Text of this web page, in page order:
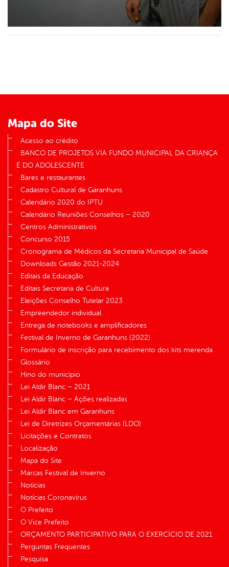
Mapa do Site
Acesso ao crédito
BANCO DE PROJETOS VIA FUNDO MUNICIPAL DA CRIANÇA
E DO ADOLESCENTE
Bares e restaurantes
Cadastro Cultural de Garanhuns
Calendário 2020 do IPTU
Calendário Reuniões Conselhos – 2020
Centros Administrativos
Concurso 2015
Cronograma de Médicos da Secretaria Municipal de Saúde
Downloads Gestão 2021-2024
Editais da Educação
Editais Secretaria de Cultura
Eleições Conselho Tutelar 2023
Empreendedor individual
Entrega de notebooks e amplificadores
Festival de Inverno de Garanhuns (2022)
Formulário de inscrição para recebimento dos kits merenda
Glossário
Hino do município
Lei Aldir Blanc – 2021
Lei Aldir Blanc – Ações realizadas
Lei Aldir Blanc em Garanhuns
Lei de Diretrizes Orçamentárias (LDO)
Licitações e Contratos
Localização
Mapa do Site
Marcas Festival de Inverno
Notícias
Notícias Coronavírus
O Prefeito
O Vice Prefeito
ORÇAMENTO PARTICIPATIVO PARA O EXERCÍCIO DE 2021
Perguntas Frequentes
Pesquisa